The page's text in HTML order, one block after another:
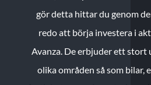
gör detta hittar du genom
redo att börja investera i
Avanza. De erbjuder ett stort
olika områden så som bilar,